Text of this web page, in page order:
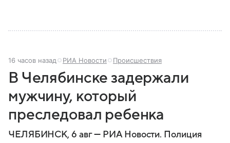
16 часов назад РИА Новости Происшествия
В Челябинске задержали
мужчину, который
преследовал ребенка
ЧЕЛЯБИНСК, 6 авг — РИА Новости. Полиция